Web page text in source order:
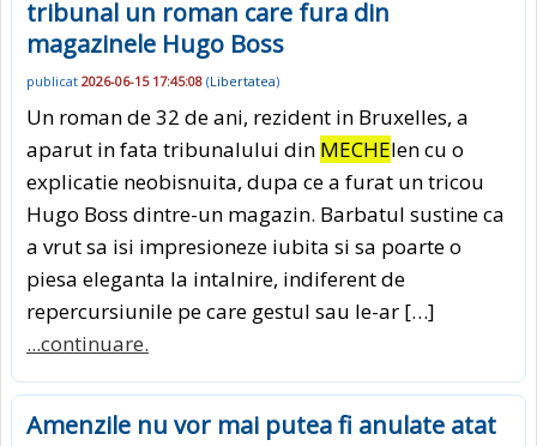
tribunal un roman care fura din
magazinele Hugo Boss
publicat 2026-06-15 17:45:08 (Libertatea)
Un roman de 32 de ani, rezident in Bruxelles, a
aparut in fata tribunalului din MECHElen cu o
explicatie neobisnuita, dupa ce a furat un tricou
Hugo Boss dintre-un magazin. Barbatul sustine ca
a vrut sa isi impresioneze iubita si sa poarte o
piesa eleganta la intalnire, indiferent de
repercursiunile pe care gestul sau le-ar […]
...continuare.
Amenzile nu vor mai putea fi anulate atat